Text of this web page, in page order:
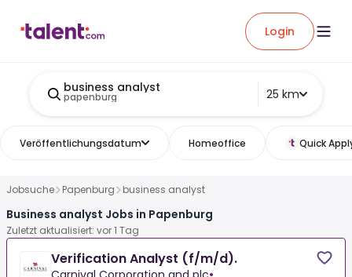
Login
business analyst
papenburg 25 km
Veröffentlichungsdatum Homeoffice Quick
Jobsuche Papenburg business analyst
Business analyst Jobs in Papenburg
Zuletzt aktualisiert: vor 1 Tag
Verification Analyst (f/m/d).